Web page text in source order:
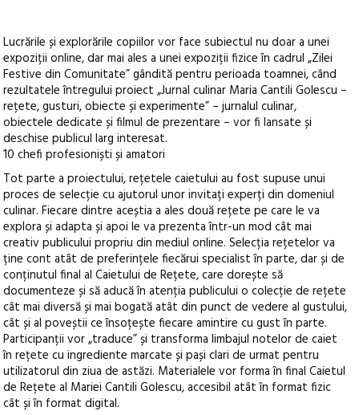
Lucrările și explorările copiilor vor face subiectul nu doar a unei
expoziții online, dar mai ales a unei expoziții fizice în cadrul „Zilei
Festive din Comunitate” gândită pentru perioada toamnei, când
rezultatele întregului proiect „Jurnal culinar Maria Cantili Golescu –
rețete, gusturi, obiecte și experimente” – jurnalul culinar,
obiectele dedicate și filmul de prezentare – vor fi lansate și
deschise publicul larg interesat.
10 chefi profesioniști și amatori
Tot parte a proiectului, rețetele caietului au fost supuse unui
proces de selecție cu ajutorul unor invitați experți din domeniul
culinar. Fiecare dintre aceștia a ales două rețete pe care le va
explora și adapta și apoi le va prezenta într-un mod cât mai
creativ publicului propriu din mediul online. Selecția rețetelor va
ține cont atât de preferințele fiecărui specialist în parte, dar și de
conținutul final al Caietului de Rețete, care dorește să
documenteze și să aducă în atenția publicului o colecție de rețete
cât mai diversă și mai bogată atât din punct de vedere al gustului,
cât și al poveștii ce însoțește fiecare amintire cu gust în parte.
Participanții vor „traduce” și transforma limbajul notelor de caiet
în rețete cu ingrediente marcate și pași clari de urmat pentru
utilizatorul din ziua de astăzi. Materialele vor forma în final Caietul
de Rețete al Mariei Cantili Golescu, accesibil atât în format fizic
cât și în format digital.